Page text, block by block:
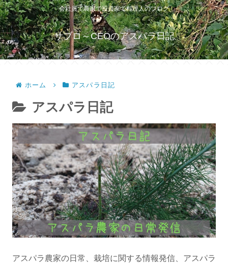
会社員で農家で投資家で料理人のブログ
サブロ～CEOのアスパラ日記
ホーム アスパラ日記
アスパラ日記
アスパラ農家の日常、栽培に関する情報発信、アスパラ